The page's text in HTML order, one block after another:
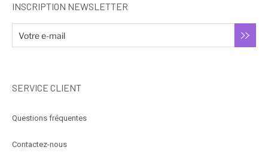
INSCRIPTION NEWSLETTER
SERVICE CLIENT
Questions fréquentes
Contactez-nous